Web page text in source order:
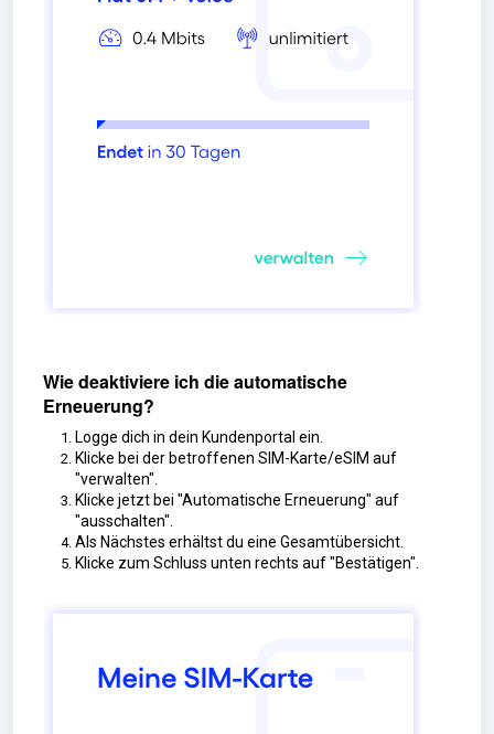
Wie deaktiviere ich die automatische
Erneuerung?
Logge dich in dein Kundenportal ein.
Klicke bei der betroffenen SIM-Karte/eSIM auf
"verwalten".
Klicke jetzt bei "Automatische Erneuerung" auf
"ausschalten".
Als Nächstes erhältst du eine Gesamtübersicht.
Klicke zum Schluss unten rechts auf "Bestätigen".